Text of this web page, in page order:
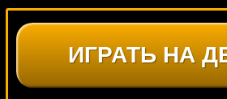
ИГРАТЬ НА